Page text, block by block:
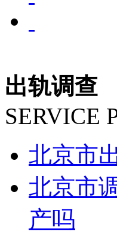
出轨调查
SERVICE
北京市
北京市
产吗